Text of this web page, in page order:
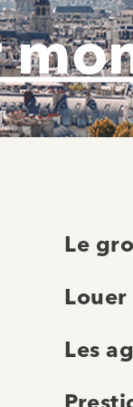
Le
Louer
Les